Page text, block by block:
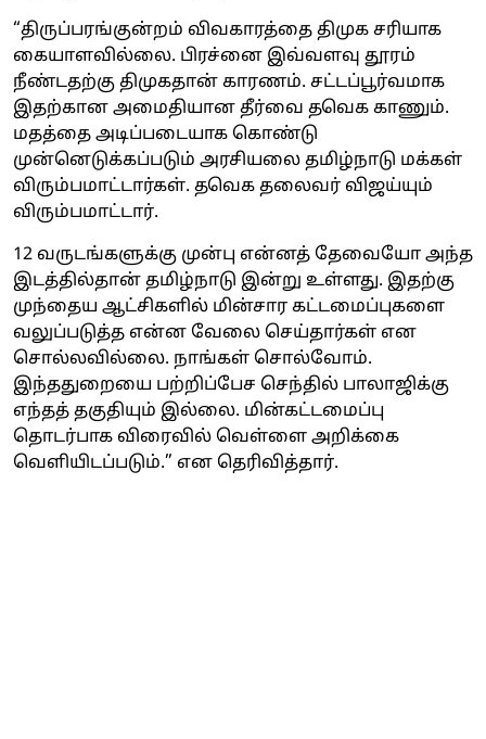
“திருப்பரங்குன்றம் விவகாரத்தை திமுக சரியாக
கையாளவில்லை. பிரச்னை இவ்வளவு தூரம்
நீண்டதற்கு திமுகதான் காரணம். சட்டப்பூர்வமாக
இதற்கான அமைதியான தீர்வை தவெக காணும்.
மதத்தை அடிப்படையாக கொண்டு
முன்னெடுக்கப்படும் அரசியலை தமிழ்நாடு மக்கள்
விரும்பமாட்டார்கள். தவெக தலைவர் விஜய்யும்
விரும்பமாட்டார்.
12 வருடங்களுக்கு முன்பு என்னத் தேவையோ அந்த
இடத்தில்தான் தமிழ்நாடு இன்று உள்ளது. இதற்கு
முந்தைய ஆட்சிகளில் மின்சார கட்டமைப்புகளை
வலுப்படுத்த என்ன வேலை செய்தார்கள் என
சொல்லவில்லை. நாங்கள் சொல்வோம்.
இந்ததுறையை பற்றிப்பேச செந்தில் பாலாஜிக்கு
எந்தத் தகுதியும் இல்லை. மின்கட்டமைப்பு
தொடர்பாக விரைவில் வெள்ளை அறிக்கை
வெளியிடப்படும்.” என தெரிவித்தார்.